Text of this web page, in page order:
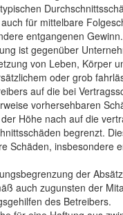
für mittelbare
entgangenen Gewinn.
ist gegenüber
von Leben, Körper
oder grob
auf die bei
vorhersehbaren
Höhe nach auf die
begrenzt.
Schäden, insbesondere
der
auch zugunsten der
des Betreibers.